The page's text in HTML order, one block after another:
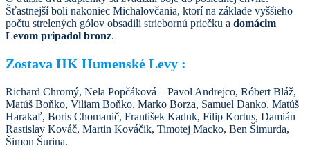
Šťastnejší boli nakoniec Michalovčania, ktorí na základe vyššieho
počtu strelených gólov obsadili striebornú priečku a domácim
Levom pripadol bronz.
Zostava HK Humenské Levy :
Richard Chromý, Nela Popčáková – Pavol Andrejco, Róbert Bláž,
Matúš Boňko, Viliam Boňko, Marko Borza, Samuel Danko, Matúš
Harakaľ, Boris Chomanič, František Kaduk, Filip Kortus, Damián
Rastislav Kováč, Martin Kováčik, Timotej Macko, Ben Šimurda,
Šimon Šurina.